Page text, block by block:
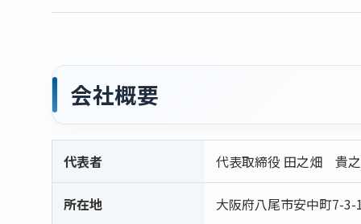
会社概要
代表者 代表取締役 田之畑 貴之
所在地 大阪府八尾市安中町7-3-